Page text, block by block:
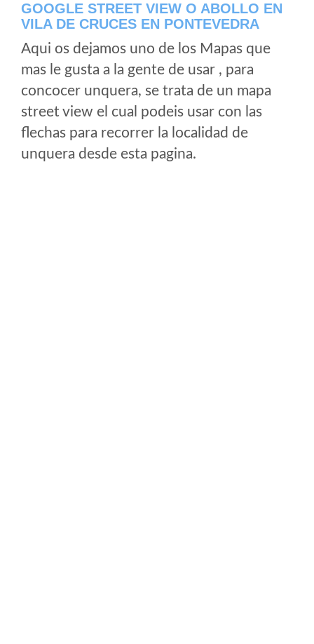
GOOGLE STREET VIEW O ABOLLO EN
VILA DE CRUCES EN PONTEVEDRA
Aqui os dejamos uno de los Mapas que
mas le gusta a la gente de usar , para
concocer unquera, se trata de un mapa
street view el cual podeis usar con las
flechas para recorrer la localidad de
unquera desde esta pagina.